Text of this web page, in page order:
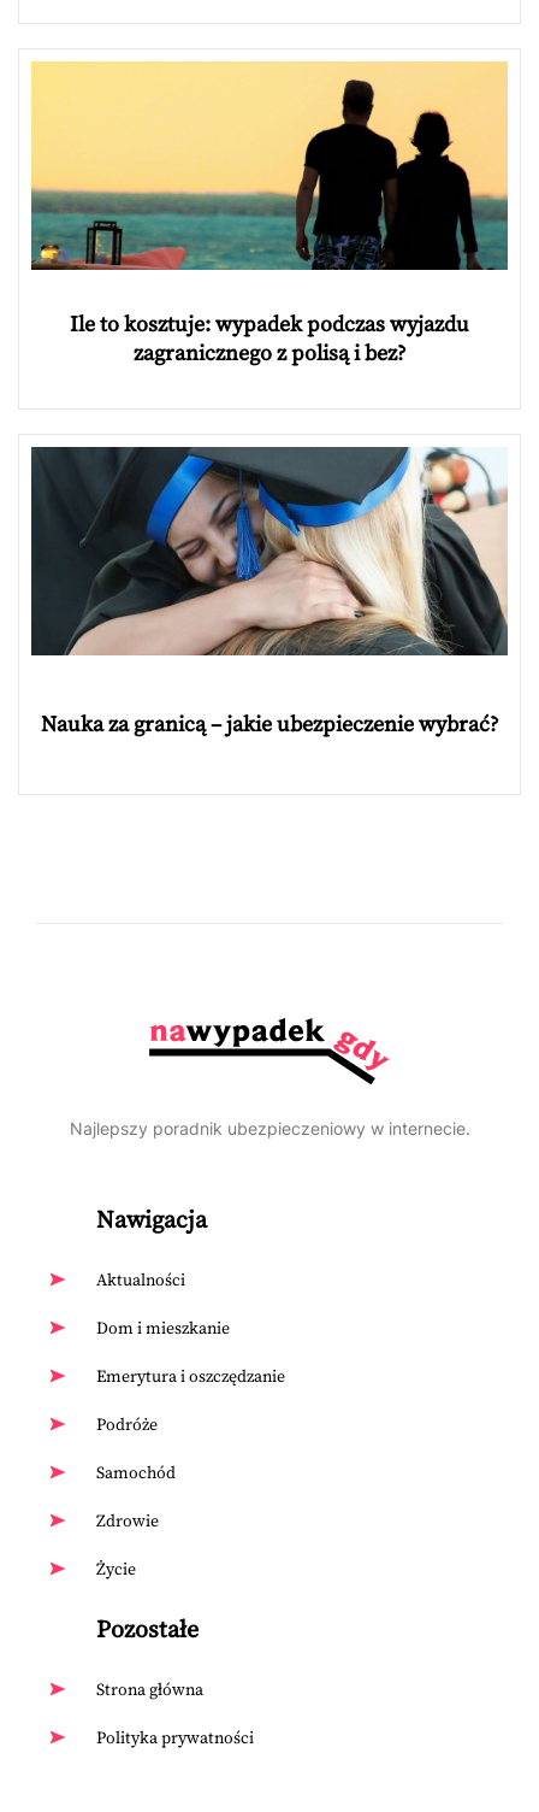
Ile to kosztuje: wypadek podczas wyjazdu
zagranicznego z polisą i bez?
Nauka za granicą – jakie ubezpieczenie wybrać?
Najlepszy poradnik ubezpieczeniowy w internecie.
Nawigacja
Aktualności
Dom i mieszkanie
Emerytura i oszczędzanie
Podróże
Samochód
Zdrowie
Życie
Pozostałe
Strona główna
Polityka prywatności